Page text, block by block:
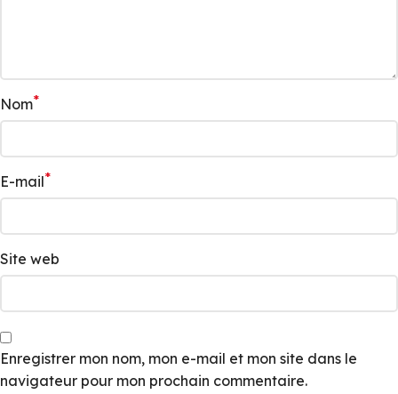
Nom*
E-mail*
Site web
Enregistrer mon nom, mon e-mail et mon site dans le
navigateur pour mon prochain commentaire.